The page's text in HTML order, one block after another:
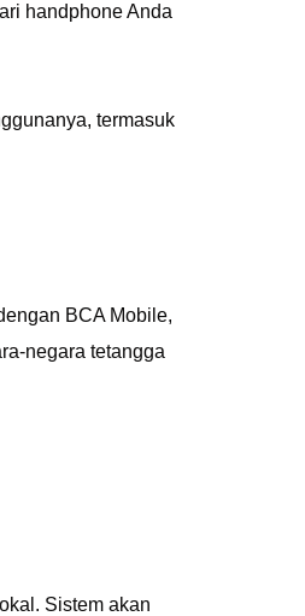
handphone Anda
termasuk
BCA Mobile,
negara tetangga
Sistem akan